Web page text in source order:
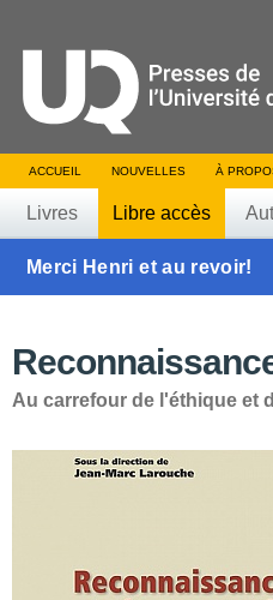
ACCUEIL NOUVELLES À
Livres Libre accès
Merci Henri et au revoir!
Au carrefour de l'éthique et